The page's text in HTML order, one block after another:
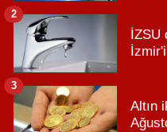
İZSU
2
Altın
3